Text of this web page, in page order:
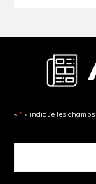
« * » indique les champs